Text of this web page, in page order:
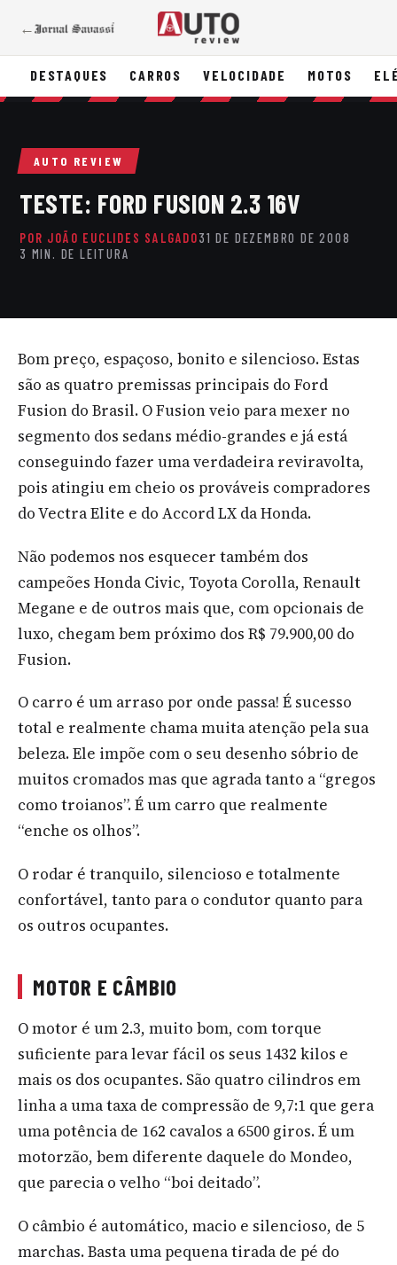
←
DESTAQUES CARROS VELOCIDADE MOTOS
AUTO REVIEW
TESTE: FORD FUSION 2.3 16V
POR JOÃO EUCLIDES SALGADO31 DE DEZEMBRO DE 2008
3 MIN. DE LEITURA
Bom preço, espaçoso, bonito e silencioso. Estas
são as quatro premissas principais do Ford
Fusion do Brasil. O Fusion veio para mexer no
segmento dos sedans médio-grandes e já está
conseguindo fazer uma verdadeira reviravolta,
pois atingiu em cheio os prováveis compradores
do Vectra Elite e do Accord LX da Honda.
Não podemos nos esquecer também dos
campeões Honda Civic, Toyota Corolla, Renault
Megane e de outros mais que, com opcionais de
luxo, chegam bem próximo dos R$ 79.900,00 do
Fusion.
O carro é um arraso por onde passa! É sucesso
total e realmente chama muita atenção pela sua
beleza. Ele impõe com o seu desenho sóbrio de
muitos cromados mas que agrada tanto a “gregos
como troianos”. É um carro que realmente
“enche os olhos”.
O rodar é tranquilo, silencioso e totalmente
confortável, tanto para o condutor quanto para
os outros ocupantes.
MOTOR E CÂMBIO
O motor é um 2.3, muito bom, com torque
suficiente para levar fácil os seus 1432 kilos e
mais os dos ocupantes. São quatro cilindros em
linha a uma taxa de compressão de 9,7:1 que gera
uma potência de 162 cavalos a 6500 giros. É um
motorzão, bem diferente daquele do Mondeo,
que parecia o velho “boi deitado”.
O câmbio é automático, macio e silencioso, de 5
marchas. Basta uma pequena tirada de pé do